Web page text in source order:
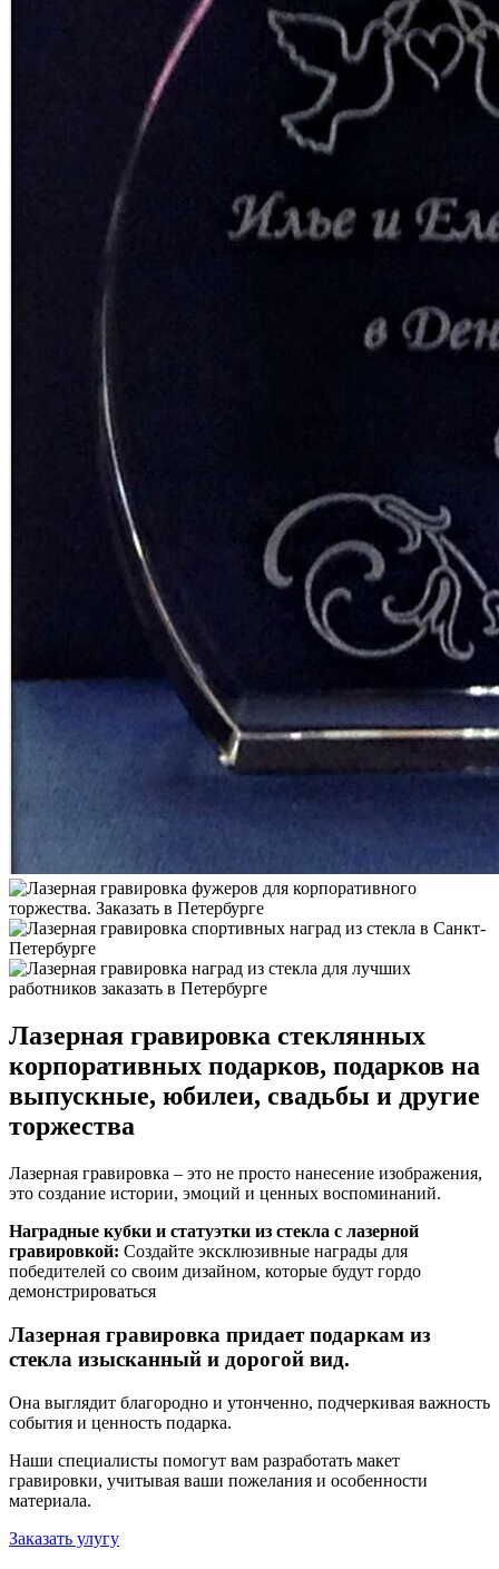
Лазерная гравировка стеклянных
корпоративных подарков, подарков на
выпускные, юбилеи, свадьбы и другие
торжества
Лазерная гравировка – это не просто нанесение изображения,
это создание истории, эмоций и ценных воспоминаний.
Наградные кубки и статуэтки из стекла с лазерной
гравировкой: Создайте эксклюзивные награды для
победителей со своим дизайном, которые будут гордо
демонстрироваться
Лазерная гравировка придает подаркам из
стекла изысканный и дорогой вид.
Она выглядит благородно и утонченно, подчеркивая важность
события и ценность подарка.
Наши специалисты помогут вам разработать макет
гравировки, учитывая ваши пожелания и особенности
материала.
Заказать улугу